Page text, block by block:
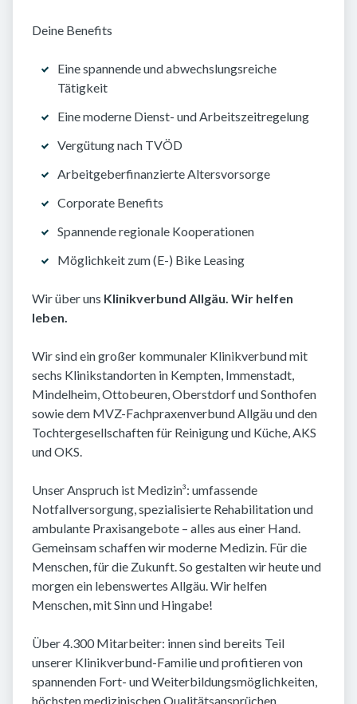
Deine Benefits
Eine spannende und abwechslungsreiche
Tätigkeit
Eine moderne Dienst- und Arbeitszeitregelung
Vergütung nach TVÖD
Arbeitgeberfinanzierte Altersvorsorge
Corporate Benefits
Spannende regionale Kooperationen
Möglichkeit zum (E-) Bike Leasing
Wir über uns Klinikverbund Allgäu. Wir helfen
leben.
Wir sind ein großer kommunaler Klinikverbund mit
sechs Klinikstandorten in Kempten, Immenstadt,
Mindelheim, Ottobeuren, Oberstdorf und Sonthofen
sowie dem MVZ-Fachpraxenverbund Allgäu und den
Tochtergesellschaften für Reinigung und Küche, AKS
und OKS.
Unser Anspruch ist Medizin³: umfassende
Notfallversorgung, spezialisierte Rehabilitation und
ambulante Praxisangebote – alles aus einer Hand.
Gemeinsam schaffen wir moderne Medizin. Für die
Menschen, für die Zukunft. So gestalten wir heute und
morgen ein lebenswertes Allgäu. Wir helfen
Menschen, mit Sinn und Hingabe!
Über 4.300 Mitarbeiter: innen sind bereits Teil
unserer Klinikverbund-Familie und profitieren von
spannenden Fort- und Weiterbildungsmöglichkeiten,
höchsten medizinischen Qualitätsansprüchen,